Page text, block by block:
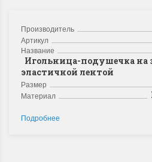
Производитель
Артикул
Название
Игольница-подушечка на
эластичной лентой
Размер
Материал
Подробнее